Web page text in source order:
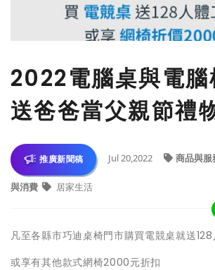
2022電腦桌與電腦
送爸爸當父親節禮
推廣新聞稿 Jul 20,2022 商品與服
與消費 居家生活
凡至各縣市巧迪桌椅門市購買電競桌就送
或享有其他款式網椅2000元折扣